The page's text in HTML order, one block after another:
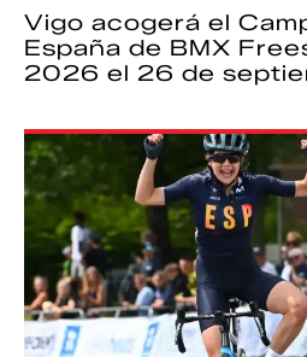
Vigo acogerá el
España de BMX
2026 el 26 de